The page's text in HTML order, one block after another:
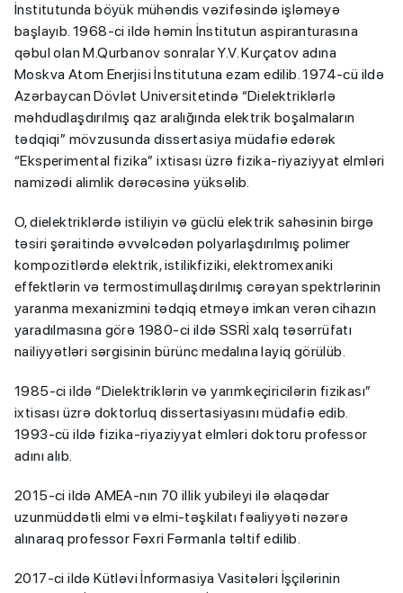
İnstitutunda böyük mühəndis vəzifəsində işləməyə
başlayıb. 1968-ci ildə həmin İnstitutun aspiranturasına
qəbul olan M.Qurbanov sonralar Y.V. Kurçatov adına
Moskva Atom Enerjisi İnstitutuna ezam edilib. 1974-cü ildə
Azərbaycan Dövlət Universitetində “Dielektriklərlə
məhdudlaşdırılmış qaz aralığında elektrik boşalmaların
tədqiqi” mövzusunda dissertasiya müdafiə edərək
“Eksperimental fizika” ixtisası üzrə fizika-riyaziyyat elmləri
namizədi alimlik dərəcəsinə yüksəlib.
O, dielektriklərdə istiliyin və güclü elektrik sahəsinin birgə
təsiri şəraitində əvvəlcədən polyarlaşdırılmış polimer
kompozitlərdə elektrik, istilikfiziki, elektromexaniki
effektlərin və termostimullaşdırılmış cərəyan spektrlərinin
yaranma mexanizmini tədqiq etməyə imkan verən cihazın
yaradılmasına görə 1980-ci ildə SSRİ xalq təsərrüfatı
nailiyyətləri sərgisinin bürünc medalına layiq görülüb.
1985-ci ildə “Dielektriklərin və yarımkeçiricilərin fizikası”
ixtisası üzrə doktorluq dissertasiyasını müdafiə edib.
1993-cü ildə fizika-riyaziyyat elmləri doktoru professor
adını alıb.
2015-ci ildə AMEA-nın 70 illik yubileyi ilə əlaqədar
uzunmüddətli elmi və elmi-təşkilatı fəaliyyəti nəzərə
alınaraq professor Fəxri Fərmanla təltif edilib.
2017-ci ildə Kütləvi İnformasiya Vasitələri İşçilərinin